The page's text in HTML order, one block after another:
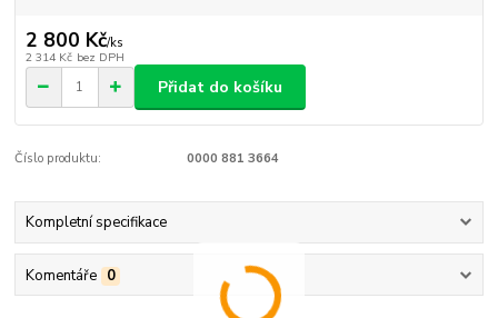
2 800 Kč/ks
2 314 Kč bez DPH
Přidat do košíku
Číslo produktu: 0000 881 3664
Kompletní specifikace
Komentáře 0